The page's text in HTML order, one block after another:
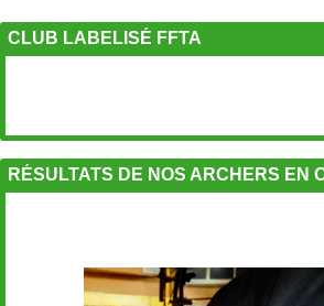
CLUB LABELISÉ FFTA
RÉSULTATS DE NOS ARCHERS EN